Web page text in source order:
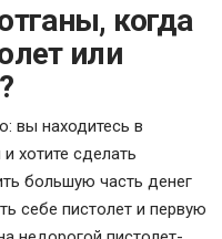
когда
или
вы находитесь в
хотите сделать
большую часть денег
себе пистолет и первую